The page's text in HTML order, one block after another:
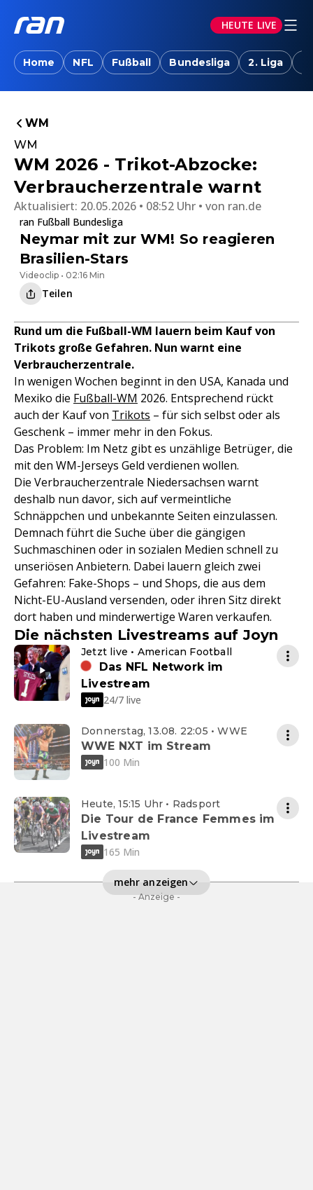
HEUTE LIVE
Home NFL Fußball Bundesliga 2. Liga
WM
WM
WM 2026 - Trikot-Abzocke:
Verbraucherzentrale warnt
Aktualisiert: 20.05.2026 • 08:52 Uhr von ran.de
ran Fußball Bundesliga
Neymar mit zur WM! So reagieren
Brasilien-Stars
Videoclip • 02:16 Min
Teilen
Rund um die Fußball-WM lauern beim Kauf von
Trikots große Gefahren. Nun warnt eine
Verbraucherzentrale.
In wenigen Wochen beginnt in den USA, Kanada und
Mexiko die Fußball-WM 2026. Entsprechend rückt
auch der Kauf von Trikots – für sich selbst oder als
Geschenk – immer mehr in den Fokus.
Das Problem: Im Netz gibt es unzählige Betrüger, die
mit den WM-Jerseys Geld verdienen wollen.
Die Verbraucherzentrale Niedersachsen warnt
deshalb nun davor, sich auf vermeintliche
Schnäppchen und unbekannte Seiten einzulassen.
Demnach führt die Suche über die gängigen
Suchmaschinen oder in sozialen Medien schnell zu
unseriösen Anbietern. Dabei lauern gleich zwei
Gefahren: Fake-Shops – und Shops, die aus dem
Nicht-EU-Ausland versenden, oder ihren Sitz direkt
dort haben und minderwertige Waren verkaufen.
Die nächsten Livestreams auf Joyn
Jetzt live • American Football
Das NFL Network im
Livestream
24/7 live
Donnerstag, 13.08. 22:05 • WWE
WWE NXT im Stream
100 Min
Heute, 15:15 Uhr • Radsport
Die Tour de France Femmes im
Livestream
165 Min
mehr anzeigen
- Anzeige -